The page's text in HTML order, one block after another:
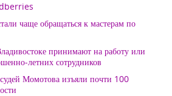
чаще обращаться к мастерам по
принимают на работу или
летних сотрудников
Момотова изъяли почти 100